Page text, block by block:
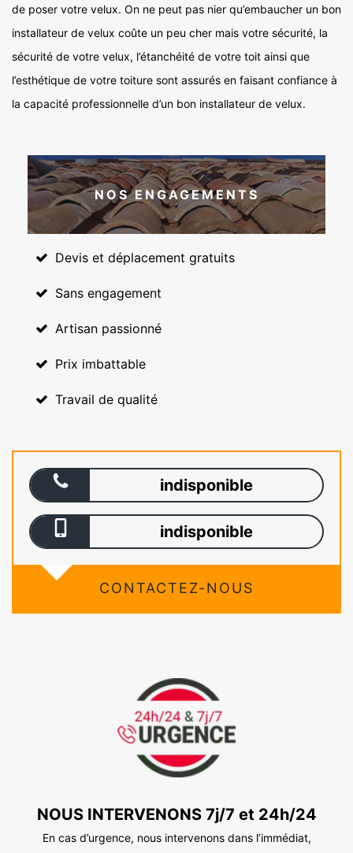
de poser votre velux. On ne peut pas nier qu’embaucher un bon
installateur de velux coûte un peu cher mais votre sécurité, la
sécurité de votre velux, l’étanchéité de votre toit ainsi que
l’esthétique de votre toiture sont assurés en faisant confiance à
la capacité professionnelle d’un bon installateur de velux.
NOS ENGAGEMENTS
Devis et déplacement gratuits
Sans engagement
Artisan passionné
Prix imbattable
Travail de qualité
indisponible
indisponible
CONTACTEZ-NOUS
NOUS INTERVENONS 7j/7 et 24h/24
En cas d’urgence, nous intervenons dans l’immédiat,